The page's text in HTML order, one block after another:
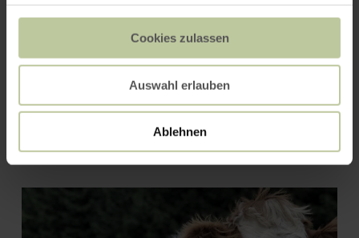
Cookies zulassen
Auswahl erlauben
Ablehnen
ROUTE PLANEN
Das könnte Sie auch
interessieren